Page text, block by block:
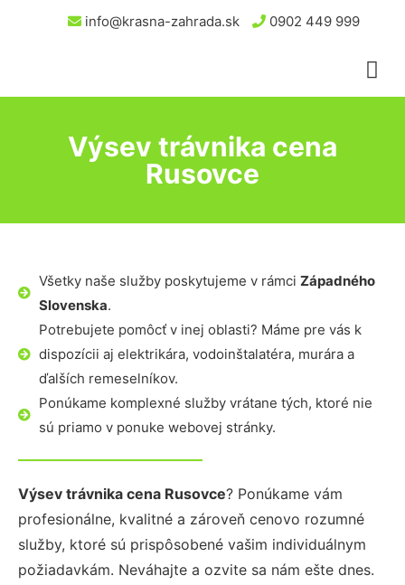
info@krasna-zahrada.sk 0902 449 999
Výsev trávnika cena
Rusovce
Všetky naše služby poskytujeme v rámci Západného
Slovenska.
Potrebujete pomôcť v inej oblasti? Máme pre vás k
dispozícii aj elektrikára, vodoinštalatéra, murára a
ďalších remeselníkov.
Ponúkame komplexné služby vrátane tých, ktoré nie
sú priamo v ponuke webovej stránky.
Výsev trávnika cena Rusovce? Ponúkame vám
profesionálne, kvalitné a zároveň cenovo rozumné
služby, ktoré sú prispôsobené vašim individuálnym
požiadavkám. Neváhajte a ozvite sa nám ešte dnes.